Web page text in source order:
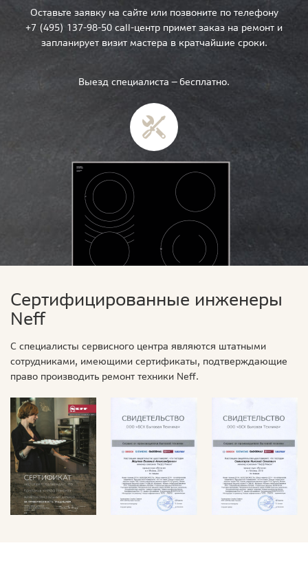
Оставьте заявку на сайте или позвоните по телефону
+7 (495) 137-98-50 call-центр примет заказ на ремонт и
запланирует визит мастера в кратчайшие сроки.
Выезд специалиста — бесплатно.
Сертифицированные инженеры
Neff
С специалисты сервисного центра являются штатными
сотрудниками, имеющими сертификаты, подтверждающие
право производить ремонт техники Neff.